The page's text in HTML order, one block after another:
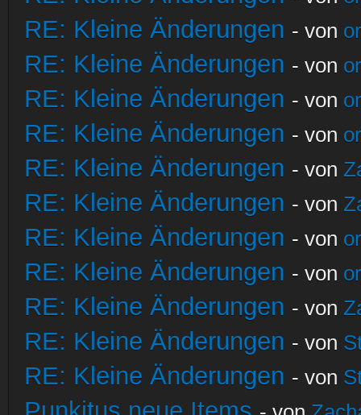
RE: Kleine Änderungen - von
RE: Kleine Änderungen - von
RE: Kleine Änderungen - von
RE: Kleine Änderungen - von
RE: Kleine Änderungen - von
RE: Kleine Änderungen - von
RE: Kleine Änderungen - von
RE: Kleine Änderungen - von
RE: Kleine Änderungen - von
RE: Kleine Änderungen - von
RE: Kleine Änderungen - von